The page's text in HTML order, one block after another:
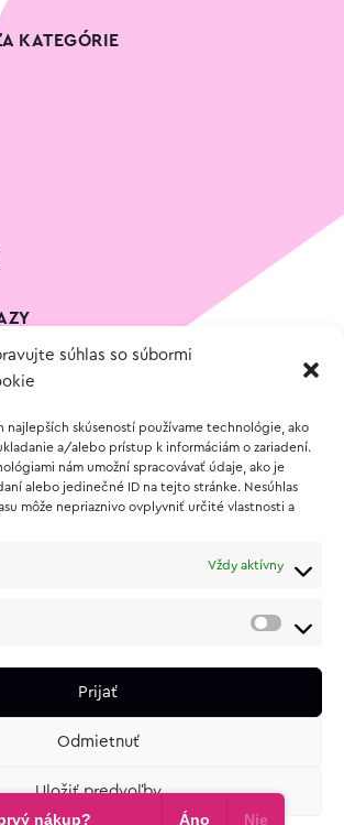
súhlas so súbormi
najlepších skúseností používame technológie, ako
a/alebo prístup k informáciám o zariadení.
nám umožní spracovávať údaje, ako je
alebo jedinečné ID na tejto stránke. Nesúhlas
môže nepriaznivo ovplyvniť určité vlastnosti a
Vždy aktívny
Prijať
Odmietnuť
Uložiť predvoľby
KATEGÓRIE
tovaru
nákup? Áno Nie